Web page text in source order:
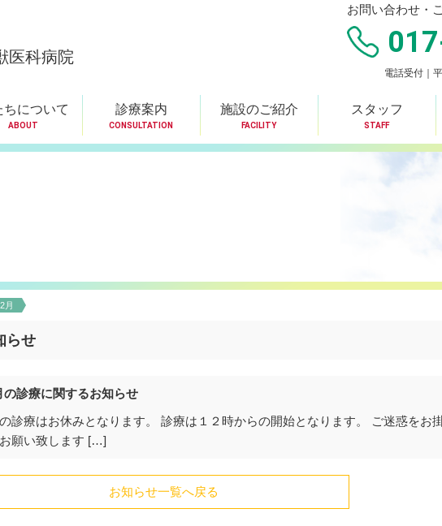
医科病院
お問い合わせ・
電話受付｜
ちについて
ABOUT
診療案内
CONSULTATION
施設のご紹介
FACILITY
スタッフ
STAFF
月
らせ
の診療に関するお知らせ
診療はお休みとなります。 診療は１２時からの開始となります。 ご迷惑をお
願い致します […]
お知らせ一覧へ戻る